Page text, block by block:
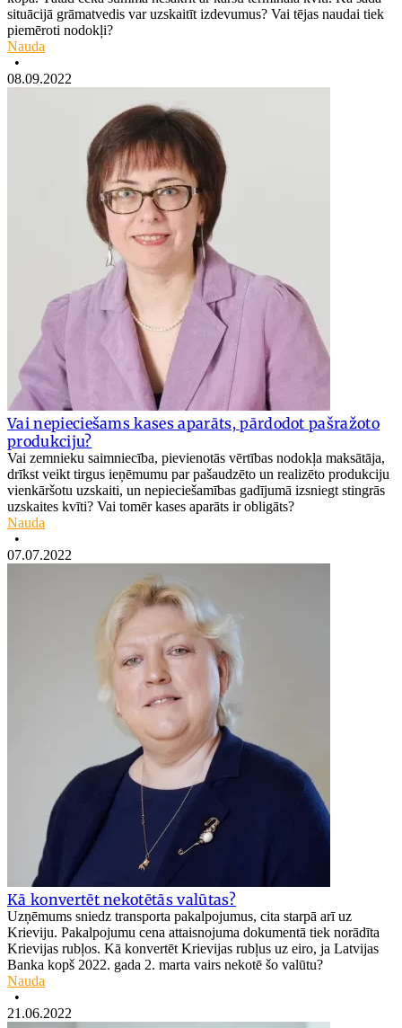
situācijā grāmatvedis var uzskaitīt izdevumus? Vai tējas naudai tiek
piemēroti nodokļi?
Nauda
•
08.09.2022
Vai nepieciešams kases aparāts, pārdodot pašražoto
produkciju?
Vai zemnieku saimniecība, pievienotās vērtības nodokļa maksātāja,
drīkst veikt tirgus ieņēmumu par pašaudzēto un realizēto produkciju
vienkāršotu uzskaiti, un nepieciešamības gadījumā izsniegt stingrās
uzskaites kvīti? Vai tomēr kases aparāts ir obligāts?
Nauda
•
07.07.2022
Kā konvertēt nekotētās valūtas?
Uzņēmums sniedz transporta pakalpojumus, cita starpā arī uz
Krieviju. Pakalpojumu cena attaisnojuma dokumentā tiek norādīta
Krievijas rubļos. Kā konvertēt Krievijas rubļus uz eiro, ja Latvijas
Banka kopš 2022. gada 2. marta vairs nekotē šo valūtu?
Nauda
•
21.06.2022